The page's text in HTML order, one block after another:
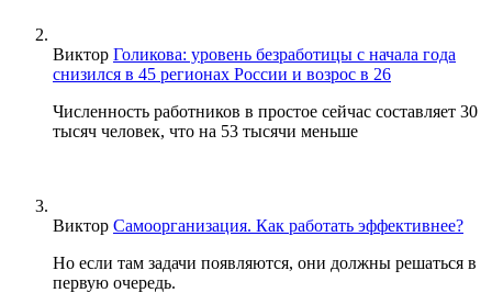
Виктор Голикова: уровень безработицы с начала года
снизился в 45 регионах России и возрос в 26
Численность работников в простое сейчас составляет 30
тысяч человек, что на 53 тысячи меньше
Виктор Самоорганизация. Как работать эффективнее?
Но если там задачи появляются, они должны решаться в
первую очередь.